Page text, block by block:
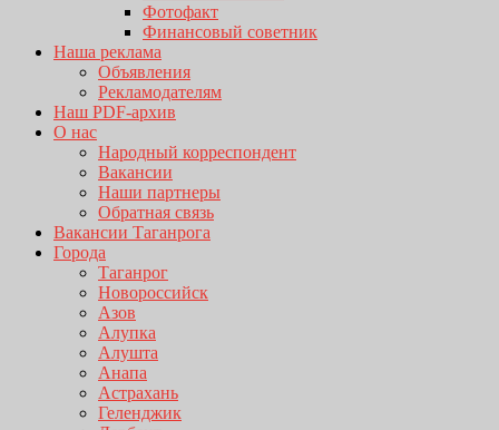
Фотофакт
Финансовый советник
Наша реклама
Объявления
Рекламодателям
Наш PDF-архив
О нас
Народный корреспондент
Вакансии
Наши партнеры
Обратная связь
Вакансии Таганрога
Города
Таганрог
Новороссийск
Азов
Алупка
Алушта
Анапа
Астрахань
Геленджик